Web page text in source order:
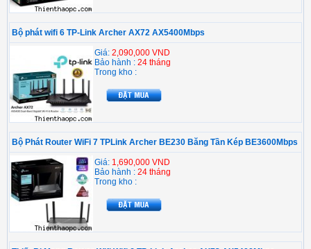
Bộ phát wifi 6 TP-Link Archer AX72 AX5400Mbps
Giá: 2,090,000 VND
Bảo hành : 24 tháng
Trong kho :
Bộ Phát Router WiFi 7 TPLink Archer BE230 Băng Tần Kép BE3600Mbps
Giá: 1,690,000 VND
Bảo hành : 24 tháng
Trong kho :